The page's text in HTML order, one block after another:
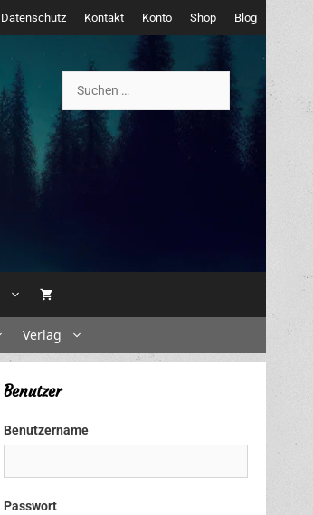
Datenschutz Kontakt Konto Shop Blog
nach:
Verlag
Benutzer
Benutzername
Passwort